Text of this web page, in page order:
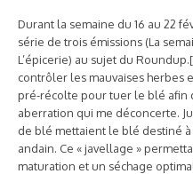
Durant la semaine du 16 au 22
série de trois émissions (La
L’épicerie) au sujet du
contrôler les mauvaises herbes
pré-récolte pour tuer le blé afin
aberration qui me déconcerte.
de blé mettaient le blé destiné
andain. Ce « javellage »
maturation et un séchage